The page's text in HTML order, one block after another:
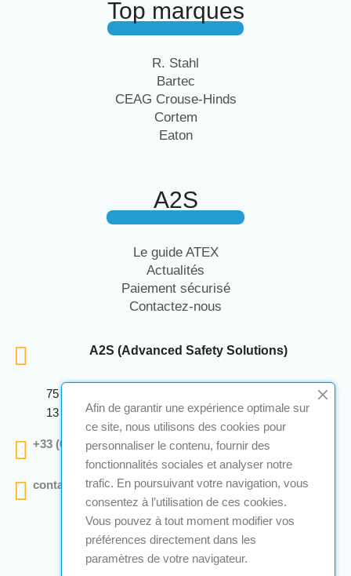
Top marques
R. Stahl
Bartec
CEAG Crouse-Hinds
Cortem
Eaton
A2S
Le guide ATEX
Actualités
Paiement sécurisé
Contactez-nous
A2S (Advanced Safety Solutions)
75 Avenue Marcellin Berthelot Anthelios Bâtiment E
13 290 Aix En Provence
+33 (0)4 12 28 00 69
contact@a2s-atex.com
Afin de garantir une expérience optimale sur
ce site, nous utilisons des cookies pour
personnaliser le contenu, fournir des
fonctionnalités sociales et analyser notre
trafic. En poursuivant votre navigation, vous
consentez à l’utilisation de ces cookies.
Vous pouvez à tout moment modifier vos
préférences directement dans les
paramètres de votre navigateur.